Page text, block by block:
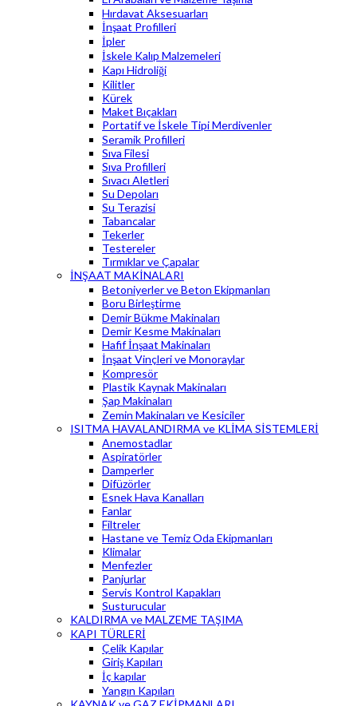
Hırdavat Aksesuarları
İnşaat Profilleri
İpler
İskele Kalıp Malzemeleri
Kapı Hidroliği
Kilitler
Kürek
Maket Bıçakları
Portatif ve İskele Tipi Merdivenler
Seramik Profilleri
Sıva Filesi
Sıva Profilleri
Sıvacı Aletleri
Su Depoları
Su Terazisi
Tabancalar
Tekerler
Testereler
Tırmıklar ve Çapalar
İNŞAAT MAKİNALARI
Betoniyerler ve Beton Ekipmanları
Boru Birleştirme
Demir Bükme Makinaları
Demir Kesme Makinaları
Hafif İnşaat Makinaları
İnşaat Vinçleri ve Monoraylar
Kompresör
Plastik Kaynak Makinaları
Şap Makinaları
Zemin Makinaları ve Kesiciler
ISITMA HAVALANDIRMA ve KLİMA SİSTEMLERİ
Anemostadlar
Aspiratörler
Damperler
Difüzörler
Esnek Hava Kanalları
Fanlar
Filtreler
Hastane ve Temiz Oda Ekipmanları
Klimalar
Menfezler
Panjurlar
Servis Kontrol Kapakları
Susturucular
KALDIRMA ve MALZEME TAŞIMA
KAPI TÜRLERİ
Çelik Kapılar
Giriş Kapıları
İç kapılar
Yangın Kapıları